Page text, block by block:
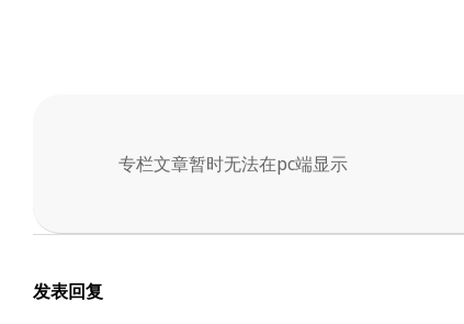
分
会
专栏文章暂时无法在pc端显示
05-
发表回复